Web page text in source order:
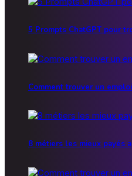
5 Prompts ChatGPT pour
Comment trouver un
8 métiers les mieux payés